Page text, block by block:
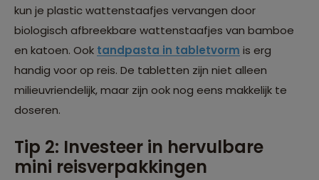
kun je plastic wattenstaafjes vervangen door
biologisch afbreekbare wattenstaafjes van bamboe
en katoen. Ook tandpasta in tabletvorm is erg
handig voor op reis. De tabletten zijn niet alleen
milieuvriendelijk, maar zijn ook nog eens makkelijk te
doseren.
Tip 2: Investeer in hervulbare
mini reisverpakkingen